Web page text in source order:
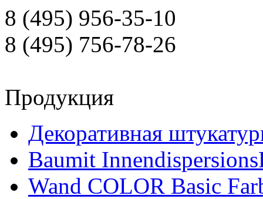
8 (495) 956-35-10
8 (495) 756-78-26
Продукция
Декоративная
Baumit
Wand COLOR Basic